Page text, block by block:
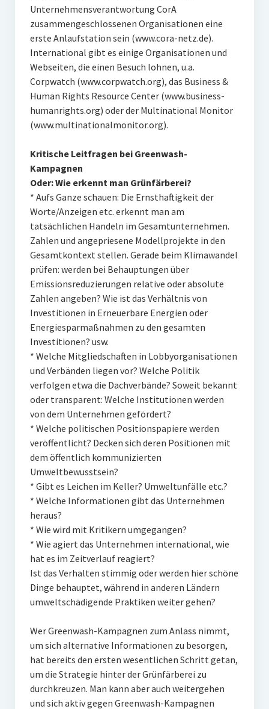
Unternehmensverantwortung CorA
zusammengeschlossenen Organisationen eine
erste Anlaufstation sein (www.cora-netz.de).
International gibt es einige Organisationen und
Webseiten, die einen Besuch lohnen, u.a.
Corpwatch (www.corpwatch.org), das Business &
Human Rights Resource Center (www.business-
humanrights.org) oder der Multinational Monitor
(www.multinationalmonitor.org).
Kritische Leitfragen bei Greenwash-
Kampagnen
Oder: Wie erkennt man Grünfärberei?
* Aufs Ganze schauen: Die Ernsthaftigkeit der
Worte/Anzeigen etc. erkennt man am
tatsächlichen Handeln im Gesamtunternehmen.
Zahlen und angepriesene Modellprojekte in den
Gesamtkontext stellen. Gerade beim Klimawandel
prüfen: werden bei Behauptungen über
Emissionsreduzierungen relative oder absolute
Zahlen angeben? Wie ist das Verhältnis von
Investitionen in Erneuerbare Energien oder
Energiesparmaßnahmen zu den gesamten
Investitionen? usw.
* Welche Mitgliedschaften in Lobbyorganisationen
und Verbänden liegen vor? Welche Politik
verfolgen etwa die Dachverbände? Soweit bekannt
oder transparent: Welche Institutionen werden
von dem Unternehmen gefördert?
* Welche politischen Positionspapiere werden
veröffentlicht? Decken sich deren Positionen mit
dem öffentlich kommunizierten
Umweltbewusstsein?
* Gibt es Leichen im Keller? Umweltunfälle etc.?
* Welche Informationen gibt das Unternehmen
heraus?
* Wie wird mit Kritikern umgegangen?
* Wie agiert das Unternehmen international, wie
hat es im Zeitverlauf reagiert?
Ist das Verhalten stimmig oder werden hier schöne
Dinge behauptet, während in anderen Ländern
umweltschädigende Praktiken weiter gehen?
Wer Greenwash-Kampagnen zum Anlass nimmt,
um sich alternative Informationen zu besorgen,
hat bereits den ersten wesentlichen Schritt getan,
um die Strategie hinter der Grünfärberei zu
durchkreuzen. Man kann aber auch weitergehen
und sich aktiv gegen Greenwash-Kampagnen